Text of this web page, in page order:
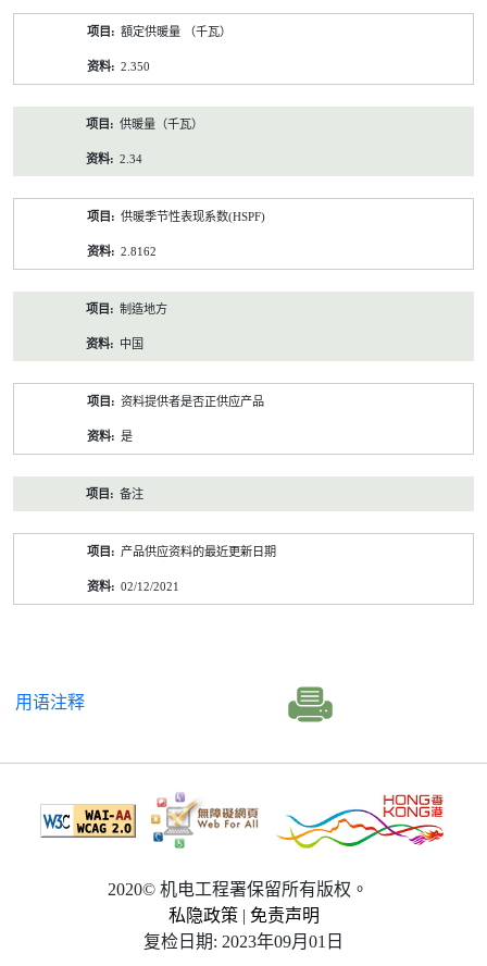
額定供暖量 （千瓦）
2.350
供暖量（千瓦）
2.34
供暖季节性表现系数(HSPF)
2.8162
制造地方
中国
资料提供者是否正供应产品
是
备注
产品供应资料的最近更新日期
02/12/2021
用语注释
2020© 机电工程署保留所有版权。
私隐政策 | 免责声明
复检日期: 2023年09月01日